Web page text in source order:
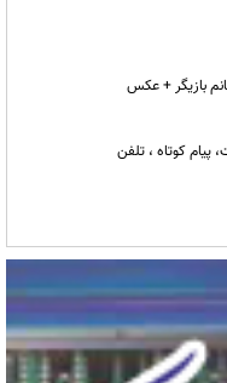
بازیگر + عکس
پیام کوتاه ، تلفن